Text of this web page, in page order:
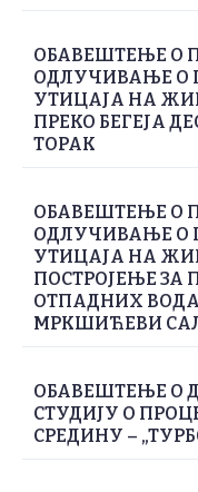
ОБАВЕШТЕЊЕ О
ОДЛУЧИВАЊЕ О
УТИЦАЈА НА
ПРЕКО БЕГЕЈА
ТОРАК
ОБАВЕШТЕЊЕ О
ОДЛУЧИВАЊЕ О
УТИЦАЈА НА
ПОСТРОЈЕЊЕ
ОТПАДНИХ
МРКШИЋЕВИ
ОБАВЕШТЕЊЕ О
СТУДИЈУ О
СРЕДИНУ –